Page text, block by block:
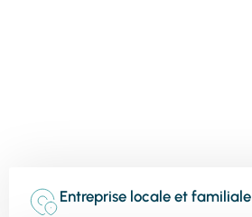
Entreprise locale et familiale